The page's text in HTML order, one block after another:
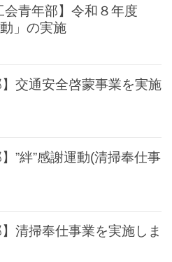
会青年部】令和８年度
動」の実施
】交通安全啓蒙事業を実施
”絆”感謝運動(清掃奉仕事
清掃奉仕事業を実施しま